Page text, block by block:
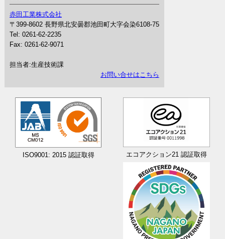
赤田工業株式会社
〒399-8602 長野県北安曇郡池田町大字会染6108-75
Tel: 0261-62-2235
Fax: 0261-62-9071
担当者:生産技術課
お問い合せはこちら
ISO9001 : 2015 認証取得 エコアクション21 認証取得